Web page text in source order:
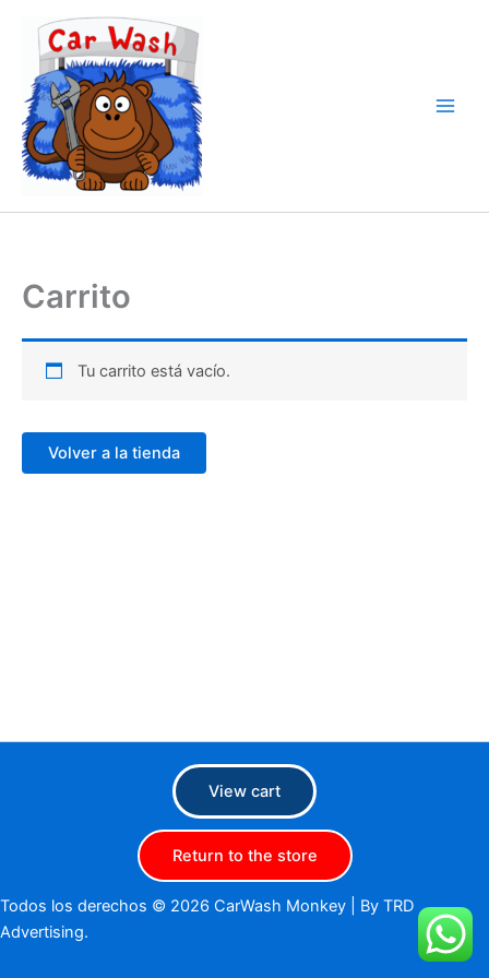
contenido
Carrito
Tu carrito está vacío.
Volver a la tienda
View cart
Return to the store
Todos los derechos © 2026 CarWash Monkey | By TRD
Advertising.